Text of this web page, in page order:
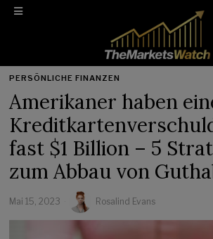
PERSÖNLICHE FINANZEN
Amerikaner haben
fast $1 Billion – 5
zum Abbau von
Mai 15, 2023 Rosalind Evans